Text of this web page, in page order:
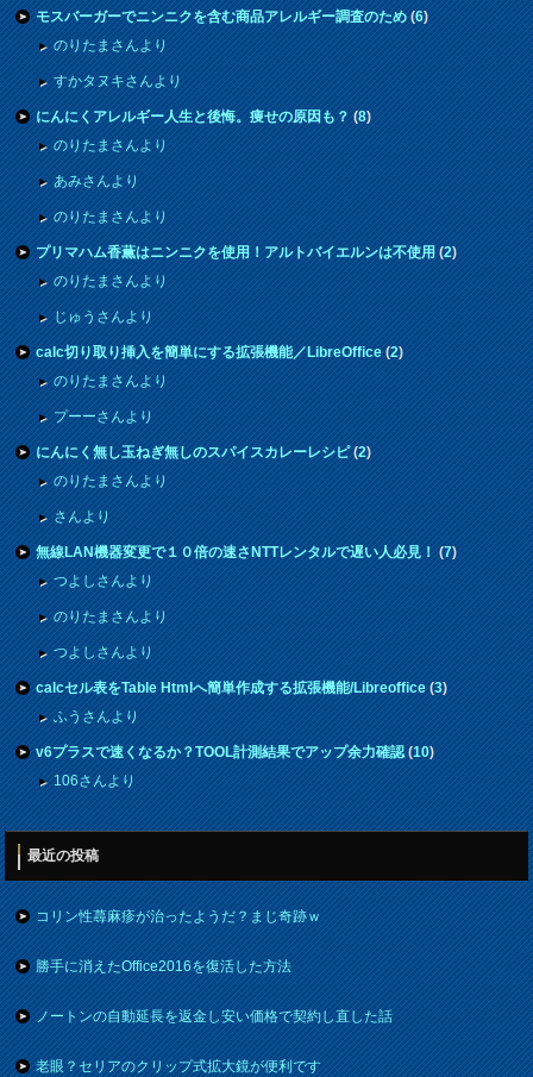
モスバーガーでニンニクを含む商品アレルギー調査のため(6)
のりたまさんより
すかタヌキさんより
にんにくアレルギー人生と後悔。痩せの原因も？(8)
のりたまさんより
あみさんより
のりたまさんより
プリマハム香薫はニンニクを使用！アルトバイエルンは不使用(2)
のりたまさんより
じゅうさんより
calc切り取り挿入を簡単にする拡張機能／LibreOffice(2)
のりたまさんより
プーーさんより
にんにく無し玉ねぎ無しのスパイスカレーレシピ(2)
のりたまさんより
さんより
無線LAN機器変更で１０倍の速さNTTレンタルで遅い人必見！(7)
つよしさんより
のりたまさんより
つよしさんより
calcセル表をTable Htmlへ簡単作成する拡張機能/Libreoffice(3)
ふうさんより
v6プラスで速くなるか？TOOL計測結果でアップ余力確認(10)
106さんより
最近の投稿
コリン性蕁麻疹が治ったようだ？まじ奇跡ｗ
勝手に消えたOffice2016を復活した方法
ノートンの自動延長を返金し安い価格で契約し直した話
老眼？セリアのクリップ式拡大鏡が便利です